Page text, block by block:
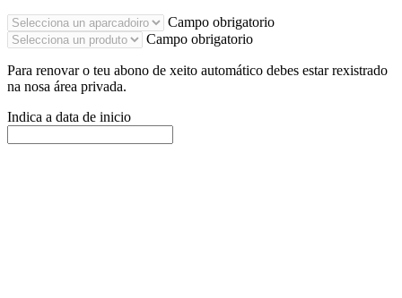
Campo obrigatorio
Campo obrigatorio
Para renovar o teu abono de xeito automático debes estar rexistrado
na nosa área privada.
Indica a data de inicio